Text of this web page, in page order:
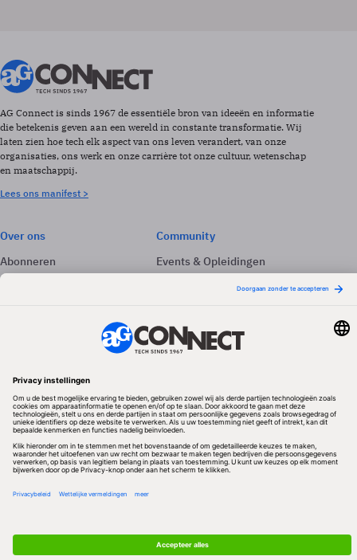
AG Connect is sinds 1967 de essentiële bron van ideeën en informatie
die betekenis geven aan een wereld in constante transformatie. Wij
laten zien hoe tech elk aspect van ons leven verandert, van onze
organisaties, ons werk en onze carrière tot onze cultuur, wetenschap
en maatschappij.
Lees ons manifest >
Over ons
Abonneren
Adverteren
Community
Events & Opleidingen
Volg ons
Redactionele partner
Algemene Voorwaarden & Copyrights